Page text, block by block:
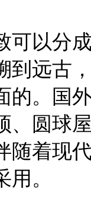
可以分
到远古
的。国
、圆球
随着现
。